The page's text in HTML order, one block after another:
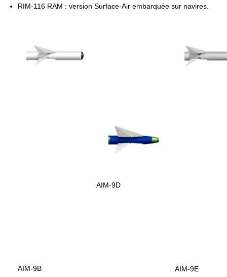
RIM-116 RAM : version Surface-Air embarquée sur navires.
AIM-9B
AIM-9D
AIM-9E